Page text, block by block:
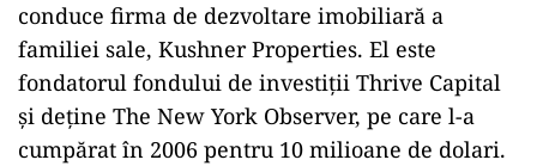
conduce firma de dezvoltare imobiliară a
familiei sale, Kushner Properties. El este
fondatorul fondului de investiții Thrive Capital
și deține The New York Observer, pe care l-a
cumpărat în 2006 pentru 10 milioane de dolari.